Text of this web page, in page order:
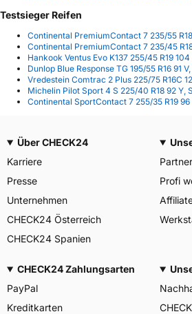
Testsieger Reifen
Continental PremiumContact 7 235/55
Continental PremiumContact 7 235/45
Hankook Ventus Evo K137 255/45 R19
Dunlop Blue Response TG 195/55 R16 91
Vredestein Comtrac 2 Plus 225/75 R16C
Michelin Pilot Sport 4 S 225/40 R18 92 Y,
Continental SportContact 7 255/35 R19
Über CHECK24
Karriere
Presse
Unternehmen
CHECK24 Österreich
CHECK24 Spanien
Profi
CHECK24 Zahlungsarten
PayPal
Kreditkarten